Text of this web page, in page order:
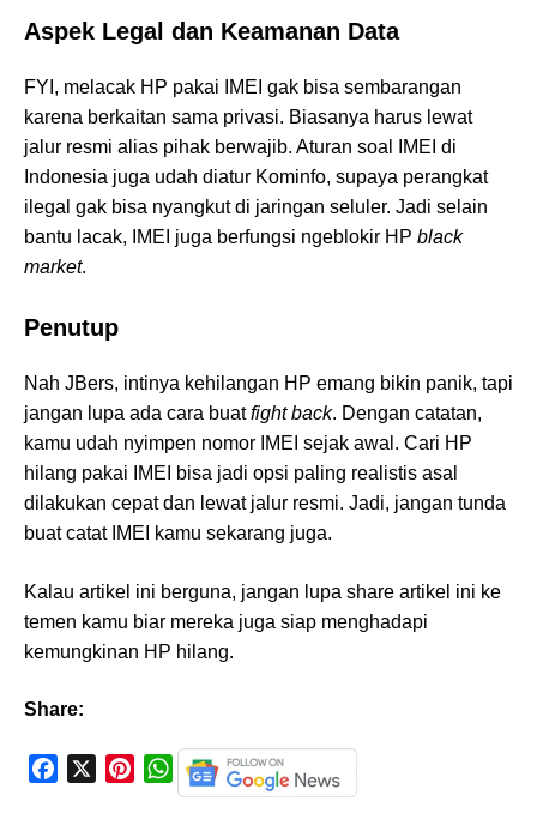
Aspek Legal dan Keamanan Data
FYI, melacak HP pakai IMEI gak bisa sembarangan
karena berkaitan sama privasi. Biasanya harus lewat
jalur resmi alias pihak berwajib. Aturan soal IMEI di
Indonesia juga udah diatur Kominfo, supaya perangkat
ilegal gak bisa nyangkut di jaringan seluler. Jadi selain
bantu lacak, IMEI juga berfungsi ngeblokir HP black
market.
Penutup
Nah JBers, intinya kehilangan HP emang bikin panik, tapi
jangan lupa ada cara buatfight back. Dengan catatan,
kamu udah nyimpen nomor IMEI sejak awal. Cari HP
hilang pakai IMEI bisa jadi opsi paling realistis asal
dilakukan cepat dan lewat jalur resmi. Jadi, jangan tunda
buat catat IMEI kamu sekarang juga.
Kalau artikel ini berguna, jangan lupa share artikel ini ke
temen kamu biar mereka juga siap menghadapi
kemungkinan HP hilang.
Share:
W
h